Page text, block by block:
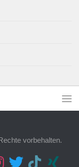
vorbehalten.